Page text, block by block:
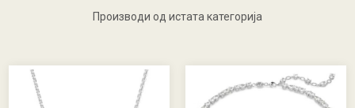
Производи од истата категорија